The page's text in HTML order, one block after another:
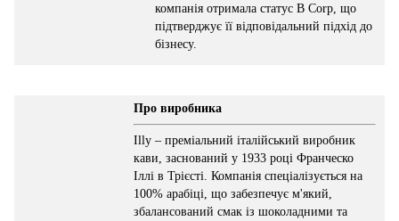
компанія отримала статус B Corp, що
підтверджує її відповідальний підхід до
бізнесу.
Про виробника
Illy – преміальний італійський виробник
кави, заснований у 1933 році Франческо
Іллі в Трієсті. Компанія спеціалізується на
100% арабіці, що забезпечує м'який,
збалансований смак із шоколадними та